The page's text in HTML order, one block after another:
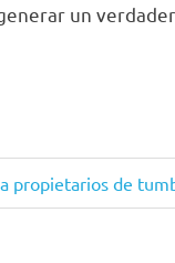
un
propietarios de